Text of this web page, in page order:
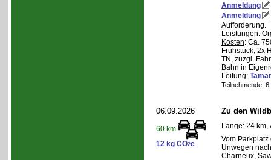
Anmeldung
Anmeldung
Aufforderung.
Leistungen:
Kosten: Ca.
Frühstück, 2x
TN, zuzgl.
Bahn in
Leitung:
Teilnehmende:
06.09.2026
60 km
12 kg CO2e
Zu den
Länge: 24 km,
Vom
Unwegen
Charneux,